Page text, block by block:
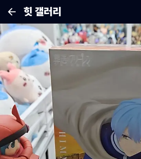
힛 갤러리